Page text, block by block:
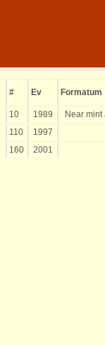
# Ev Formatum
10 1989
Near
110
1997
160 2001